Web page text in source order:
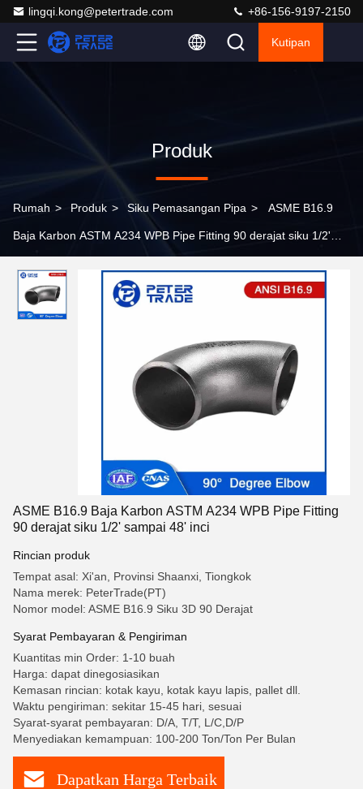
lingqi.kong@petertrade.com +86-156-9197-2150
Kutipan
Produk
Rumah > Produk > Siku Pemasangan Pipa > ASME B16.9
Baja Karbon ASTM A234 WPB Pipe Fitting 90 derajat siku 1/2'
ASME B16.9 Baja Karbon ASTM A234 WPB Pipe Fitting
90 derajat siku 1/2' sampai 48' inci
Rincian produk
Tempat asal: Xi'an, Provinsi Shaanxi, Tiongkok
Nama merek: PeterTrade(PT)
Nomor model: ASME B16.9 Siku 3D 90 Derajat
Syarat Pembayaran & Pengiriman
Kuantitas min Order: 1-10 buah
Harga: dapat dinegosiasikan
Kemasan rincian: kotak kayu, kotak kayu lapis, pallet dll.
Waktu pengiriman: sekitar 15-45 hari, sesuai
Syarat-syarat pembayaran: D/A, T/T, L/C,D/P
Menyediakan kemampuan: 100-200 Ton/Ton Per Bulan
Dapatkan Harga Terbaik